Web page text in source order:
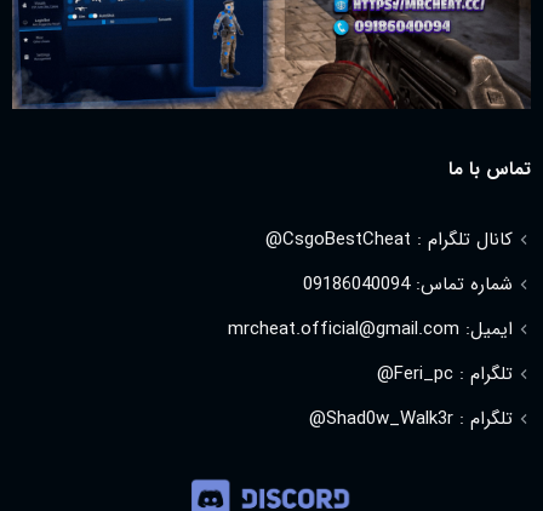
تماس با ما
کانال تلگرام : CsgoBestCheat@
شماره تماس: 09186040094
ایمیل: mrcheat.official@gmail.com
تلگرام : Feri_pc@
تلگرام : Shad0w_Walk3r@